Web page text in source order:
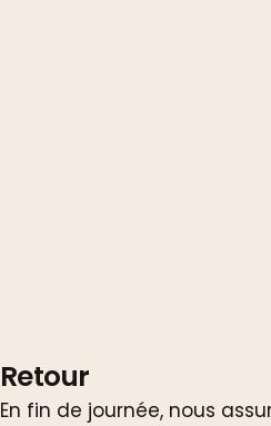
Retour
En fin de journée, nous